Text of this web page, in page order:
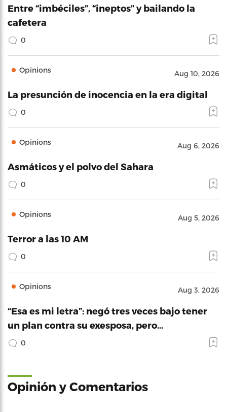
Entre “imbéciles”, “ineptos” y bailando la
cafetera
0
Opinions Aug 10, 2026
La presunción de inocencia en la era digital
0
Opinions Aug 6, 2026
Asmáticos y el polvo del Sahara
0
Opinions Aug 5, 2026
Terror a las 10 AM
0
Opinions Aug 3, 2026
“Esa es mi letra”: negó tres veces bajo tener
un plan contra su exesposa, pero…
0
Opinión y Comentarios